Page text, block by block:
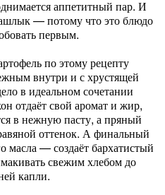
аппетитный пар. И
— потому что это блюдо
первым.
по этому рецепту
внутри и с хрустящей
в идеальном сочетании
отдаёт свой аромат и жир,
в нежную пасту, а пряный
оттенок. А финальный
— создаёт бархатистый
свежим хлебом до
капли.